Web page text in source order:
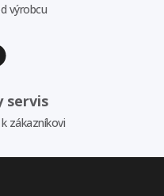
výrobcu
servis
zákazníkovi